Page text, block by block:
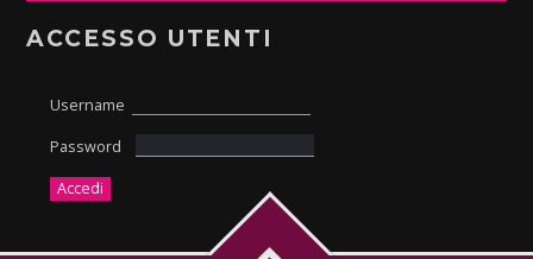
ACCESSO UTENTI
Username
Password